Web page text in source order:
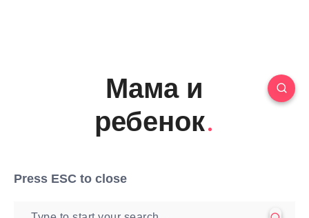
Мама и
ребенок
Press ESC to close